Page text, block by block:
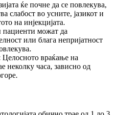
ќе почне да се повлекува,
слабост во усните, јазикот и
на инјекцијата.
пациенти можат да
или блага непријатност
Целосното враќање на
неколку часа, зависно од